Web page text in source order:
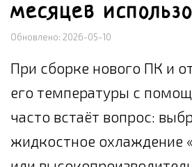
месяцев
Обновлено: 2026-05-10
При сборке нового ПК и
его температуры с
часто встаёт вопрос:
жидкостное охлаждение